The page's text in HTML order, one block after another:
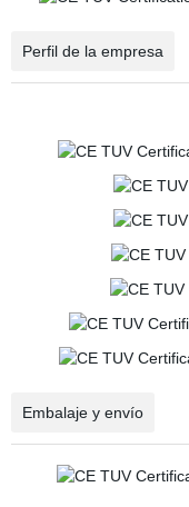
Perfil de la empresa
Embalaje y envío